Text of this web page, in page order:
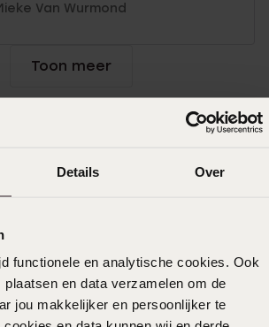
Details Over
functionele en analytische cookies. Ook
en data verzamelen om de
jou makkelijker en persoonlijker te
Van Wurmond
Toon meer
jou